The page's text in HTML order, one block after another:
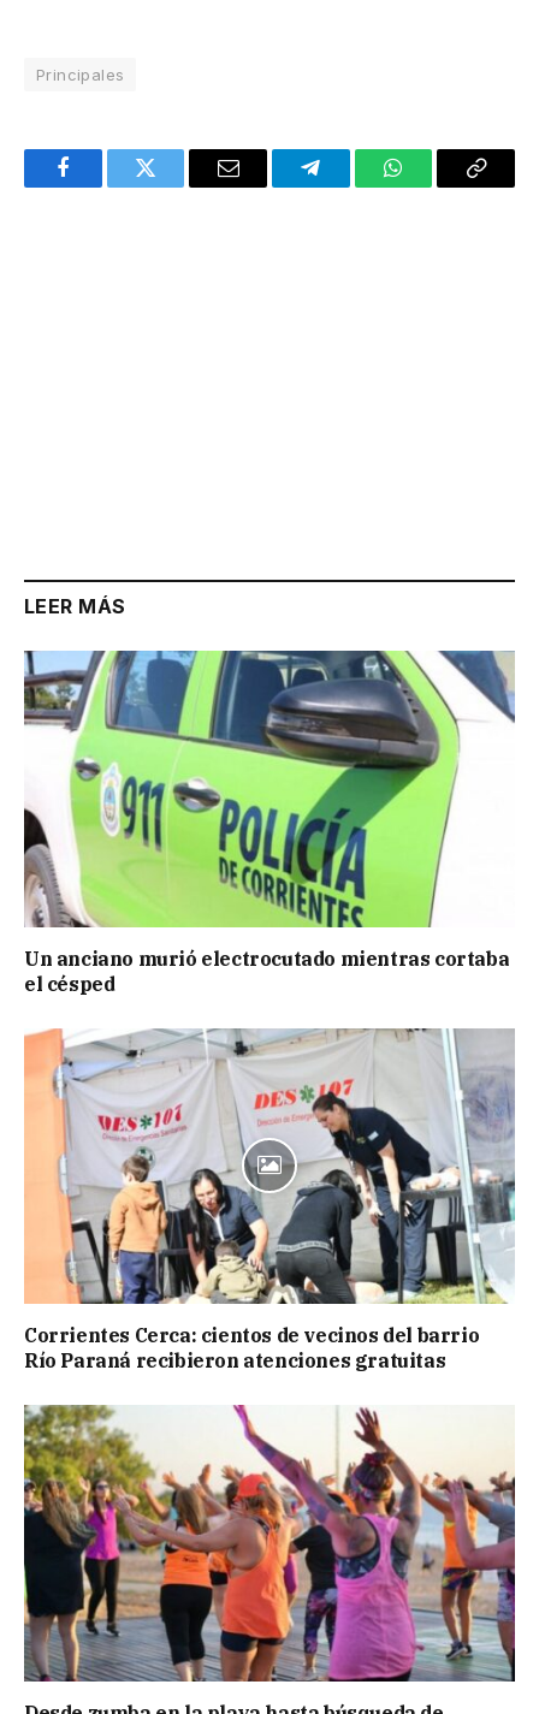
Principales
FacebookTwitter Email TelegramWhatsAppCopy
LEER MÁS
Un anciano murió electrocutado mientras cortaba
el césped
Corrientes Cerca: cientos de vecinos del barrio
Río Paraná recibieron atenciones gratuitas